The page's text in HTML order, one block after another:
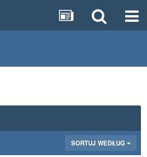
SORTUJ WEDŁUG